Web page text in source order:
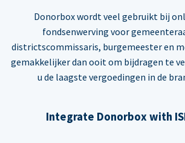
Donorbox wordt veel gebruikt bij
fondsenwerving voor
districtscommissaris, burgemeester en
gemakkelijker dan ooit om bijdragen te
u de laagste vergoedingen in de
Integrate Donorbox with